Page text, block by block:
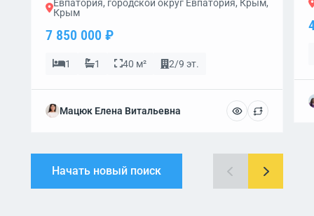
Евпатория, городской округ Евпатория, Крым,
Крым
7 850 000 ₽
1 1 40 м² 2/9 эт.
Мацюк Елена Витальевна
Начать новый поиск